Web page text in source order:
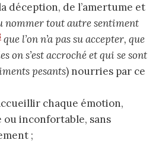
déception, de l’amertume et
nommer tout autre sentiment
que l’on n’a pas su accepter, que
on s’est accroché et qui se sont
pesants) nourries par ce
chaque émotion,
ou inconfortable, sans
;